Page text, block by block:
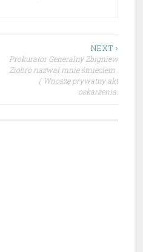
NEXT ›
Prokurator Generalny Zbigniew
Ziobro nazwał mnie śmieciem :
( Wnoszę prywatny akt
oskarżenia.